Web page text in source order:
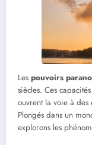
Les pouvoirs
siècles. Ces
ouvrent la voie à des
Plongés dans un
explorons les